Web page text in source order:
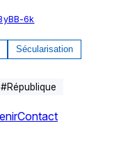
6k
Sécularisation
#République
Contact